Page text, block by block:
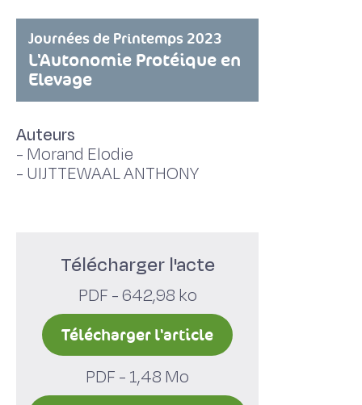
Journées de Printemps 2023
L'Autonomie Protéique en
Elevage
Auteurs
- Morand Elodie
- UIJTTEWAAL ANTHONY
Télécharger l'acte
PDF - 642,98 ko
Télécharger l'article
PDF - 1,48 Mo